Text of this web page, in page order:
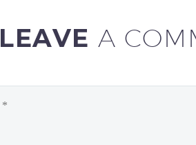
LEAVE A